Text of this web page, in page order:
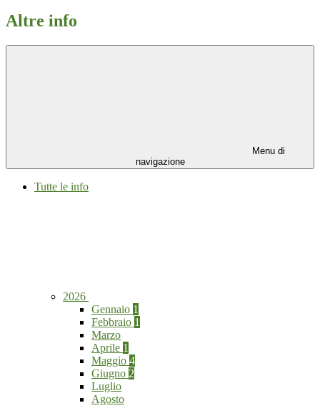
Altre info
Menu di
navigazione
Tutte le info
2026
Gennaio 1
Febbraio 1
Marzo
Aprile 1
Maggio 4
Giugno 2
Luglio
Agosto